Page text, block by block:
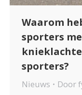
Waarom
sporters
sporters?
Nieuws Door